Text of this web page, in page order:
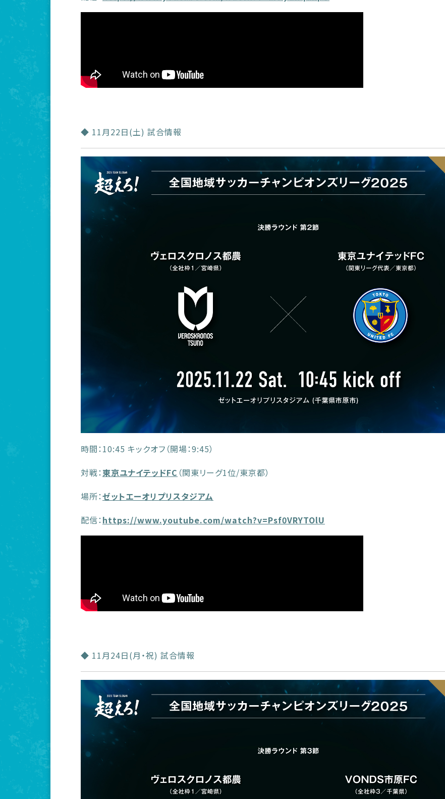
◆ 11月22日(土) 試合情報
時間：10:45 キックオフ（開場：9:45）
対戦：東京ユナイテッドFC （関東リーグ1位/東京都）
場所：ゼットエーオリプリスタジアム
配信： https://www.youtube.com/watch?v=Psf0VRYTOlU
◆ 11月24日(月・祝) 試合情報